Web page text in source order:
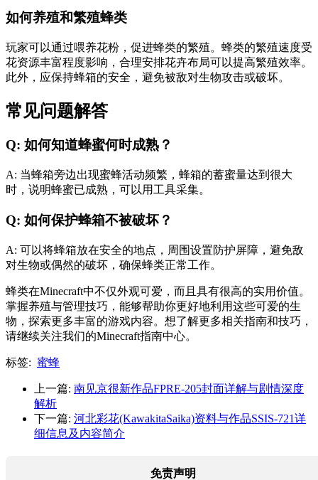
如何养殖和繁殖蜂类
玩家可以通过喂养花粉，促进蜂类的繁殖。蜂类的繁殖速度受
花资源丰富程度影响，合理安排花卉布局可以提高繁殖效率。
此外，应保持蜂箱的安全，避免被敌对生物攻击或破坏。
常见问题解答
Q: 如何知道蜂蜜何时成熟？
A: 当蜂箱旁边出现蜜蜂活动频繁，蜂箱的蓄蜜量达到很大
时，说明蜂蜜已成熟，可以用工具采集。
Q: 如何保护蜂箱不被破坏？
A: 可以将蜂箱放在安全的地点，周围设置防护屏障，避免敌
对生物或偶然的破坏，确保蜂类正常工作。
蜂类在Minecraft中不仅外观可爱，而且具有很高的实用价值。
掌握养殖与管理技巧，能够帮助你更好地利用这些可爱的生
物，探索更多丰富的游戏内容。想了解更多相关指南和技巧，
请继续关注我们的Minecraft指南中心。
标签: 蜜蜂
上一篇: 南见京很新作品FPRE-205封面详解与剧情深度
解析
下一篇: 河北彩花(KawakitaSaika)资料与作品SSIS-721详
细信息及内容简介
免责声明